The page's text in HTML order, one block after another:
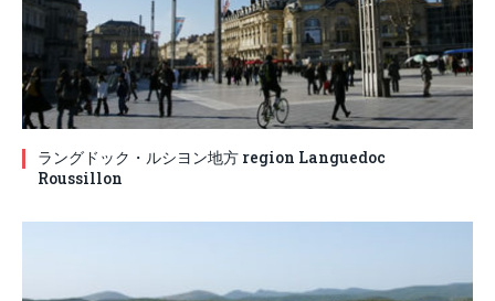
ラングドック・ルシヨン地方 region Languedoc
Roussillon